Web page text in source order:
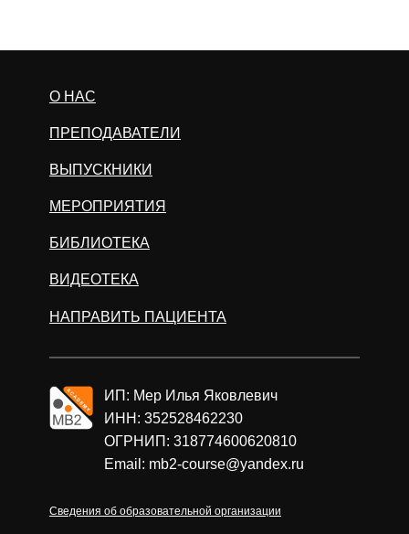
О НАС
ПРЕПОДАВАТЕЛИ
МЕРОПРИЯТИЯ
ВИДЕОТЕКА
БИБЛИОТЕКА
НАПРАВИТЬ ПАЦИЕНТА
ИП: Мер Илья Яковлевич
ИНН: 352528462230
ОГРНИП: 318774600620810
Email: mb2-course@yandex.ru
Сведения об образовательной организации
ВЫПУСКНИКИ